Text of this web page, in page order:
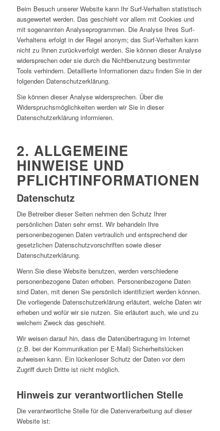
Beim Besuch unserer Website kann Ihr Surf-Verhalten statistisch
ausgewertet werden. Das geschieht vor allem mit Cookies und
mit sogenannten Analyseprogrammen. Die Analyse Ihres Surf-
Verhaltens erfolgt in der Regel anonym; das Surf-Verhalten kann
nicht zu Ihnen zurückverfolgt werden. Sie können dieser Analyse
widersprechen oder sie durch die Nichtbenutzung bestimmter
Tools verhindern. Detaillierte Informationen dazu finden Sie in der
folgenden Datenschutzerklärung.
Sie können dieser Analyse widersprechen. Über die
Widerspruchsmöglichkeiten werden wir Sie in dieser
Datenschutzerklärung informieren.
2. ALLGEMEINE
HINWEISE UND
PFLICHTINFORMATIONEN
Datenschutz
Die Betreiber dieser Seiten nehmen den Schutz Ihrer
persönlichen Daten sehr ernst. Wir behandeln Ihre
personenbezogenen Daten vertraulich und entsprechend der
gesetzlichen Datenschutzvorschriften sowie dieser
Datenschutzerklärung.
Wenn Sie diese Website benutzen, werden verschiedene
personenbezogene Daten erhoben. Personenbezogene Daten
sind Daten, mit denen Sie persönlich identifiziert werden können.
Die vorliegende Datenschutzerklärung erläutert, welche Daten wir
erheben und wofür wir sie nutzen. Sie erläutert auch, wie und zu
welchem Zweck das geschieht.
Wir weisen darauf hin, dass die Datenübertragung im Internet
(z.B. bei der Kommunikation per E-Mail) Sicherheitslücken
aufweisen kann. Ein lückenloser Schutz der Daten vor dem
Zugriff durch Dritte ist nicht möglich.
Hinweis zur verantwortlichen Stelle
Die verantwortliche Stelle für die Datenverarbeitung auf dieser
Website ist: